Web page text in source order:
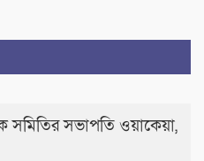
সমিতির সভাপতি ওয়াকেয়া,